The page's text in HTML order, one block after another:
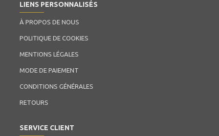
LIENS PERSONNALISÉS
À PROPOS DE NOUS
POLITIQUE DE COOKIES
MENTIONS LÉGALES
MODE DE PAIEMENT
CONDITIONS GÉNÉRALES
RETOURS
SERVICE CLIENT